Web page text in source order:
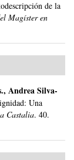
de la
Magíster en
Andrea Silva-
Una
Castalia. 40.